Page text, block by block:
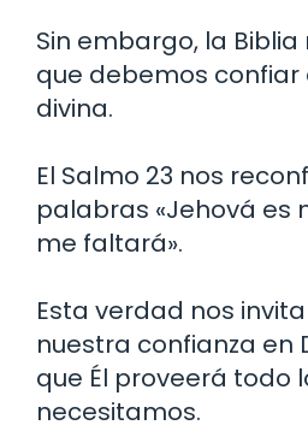
Sin embargo, la
que debemos confiar
divina.
El Salmo 23 nos
palabras «Jehová es
me faltará».
Esta verdad nos
nuestra confianza en
que Él proveerá todo
necesitamos.